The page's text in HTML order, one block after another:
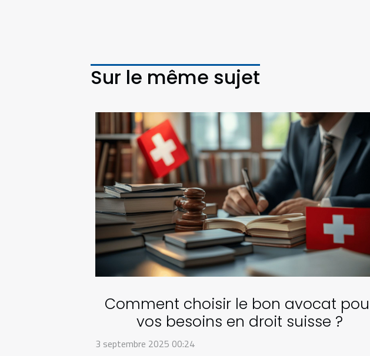
Sur le même sujet
Comment choisir le bon avocat
vos besoins en droit suisse ?
3 septembre 2025 00:24